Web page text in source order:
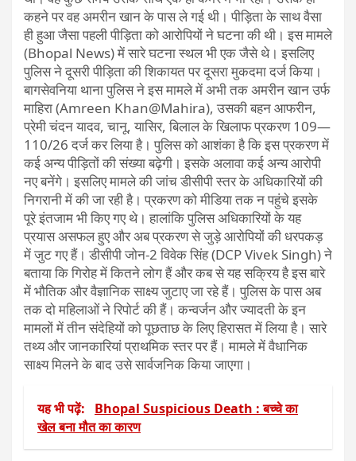
कहने पर वह अमरीन खान के पास ले गई थी। पीड़िता के साथ वैसा
ही हुआ जैसा पहली पीड़िता को आरोपियों ने घटना की थी। इस मामले
(Bhopal News) में सारे घटना स्थल भी एक जैसे थे। इसलिए
पुलिस ने दूसरी पीड़िता की शिकायत पर दूसरा मुकदमा दर्ज किया।
बागसेवनिया थाना पुलिस ने इस मामले में अभी तक अमरीन खान उर्फ
माहिरा (Amreen Khan@Mahira), उसकी बहन आफरीन,
प्रेमी चंदन यादव, चानू, यासिर, बिलाल के खिलाफ प्रकरण 109—
110/26 दर्ज कर लिया है। पुलिस को आशंका है कि इस प्रकरण में
कई अन्य पीड़ितों की संख्या बढ़ेगी। इसके अलावा कई अन्य आरोपी
नए बनेंगे। इसलिए मामले की जांच डीसीपी स्तर के अधिकारियों की
निगरानी में की जा रही है। प्रकरण को मीडिया तक न पहुंचे इसके
पूरे इंतजाम भी किए गए थे। हालांकि पुलिस अधिकारियों के यह
प्रयास असफल हुए और अब प्रकरण से जुड़े आरोपियों की धरपकड़
में जुट गए हैं। डीसीपी जोन-2 विवेक सिंह (DCP Vivek Singh) ने
बताया कि गिरोह में कितने लोग हैं और कब से यह सक्रिय है इस बारे
में भौतिक और वैज्ञानिक साक्ष्य जुटाए जा रहे हैं। पुलिस के पास अब
तक दो महिलाओं ने रिपोर्ट की हैं। कन्वर्जन और ज्यादती के इन
मामलों में तीन संदेहियों को पूछताछ के लिए हिरासत में लिया है। सारे
तथ्य और जानकारियां प्राथमिक स्तर पर हैं। मामले में वैधानिक
साक्ष्य मिलने के बाद उसे सार्वजनिक किया जाएगा।
यह भी पढ़ें:
Bhopal Suspicious Death : बच्चे का
खेल बना मौत का कारण